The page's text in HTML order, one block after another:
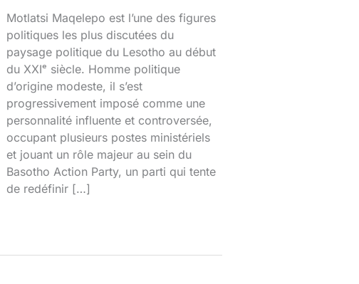
Motlatsi Maqelepo est l’une des figures
politiques les plus discutées du
paysage politique du Lesotho au début
du XXIᵉ siècle. Homme politique
d’origine modeste, il s’est
progressivement imposé comme une
personnalité influente et controversée,
occupant plusieurs postes ministériels
et jouant un rôle majeur au sein du
Basotho Action Party, un parti qui tente
de redéfinir […]